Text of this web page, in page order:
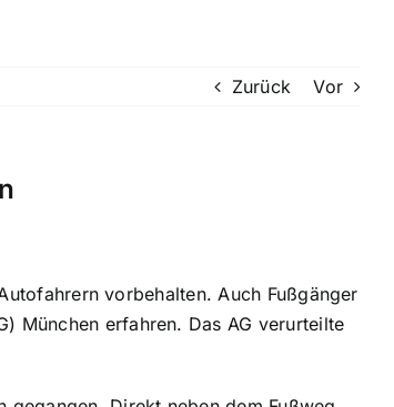
Zurück Vor
vorbehalten. Auch Fußgänger
München erfahren. Das AG verurteilte